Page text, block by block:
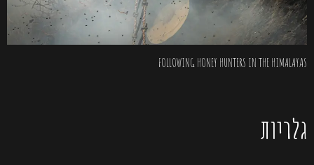
FOLLOWING HONEY HUNTERS IN THE HIMALAYAS
גלריות